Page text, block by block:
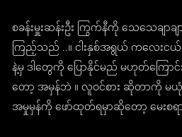
စခန်းမှူးဆန်းဦး ကြွက်နီကို သေသေချာချ
ကြည့်သည် ..။ ငါးနှစ်အရွယ် ကလေ
နဲ့မှ ဒါတွေကို ပြောနိုင်မည် မဟုတ်ကြေ
တော့ အမှန်ဘဲ ။ လူဝင်စား ဆိုတာကို
အမှုမှန်ကို ဖော်ထုတ်ရမှာဆိုတော့ မေးစရ